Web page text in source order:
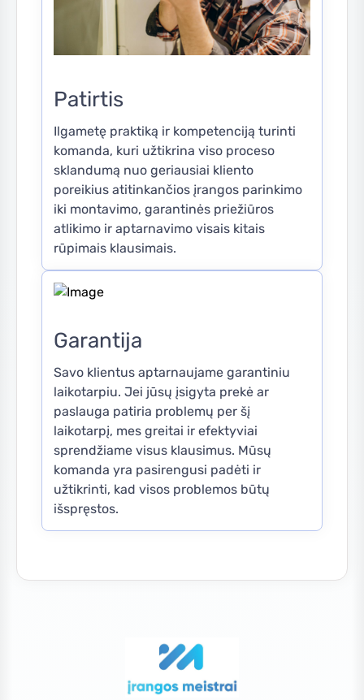
Patirtis
Ilgametę praktiką ir kompetenciją turinti
komanda, kuri užtikrina viso proceso
sklandumą nuo geriausiai kliento
poreikius atitinkančios įrangos parinkimo
iki montavimo, garantinės priežiūros
atlikimo ir aptarnavimo visais kitais
rūpimais klausimais.
Garantija
Savo klientus aptarnaujame garantiniu
laikotarpiu. Jei jūsų įsigyta prekė ar
paslauga patiria problemų per šį
laikotarpį, mes greitai ir efektyviai
sprendžiame visus klausimus. Mūsų
komanda yra pasirengusi padėti ir
užtikrinti, kad visos problemos būtų
išspręstos.